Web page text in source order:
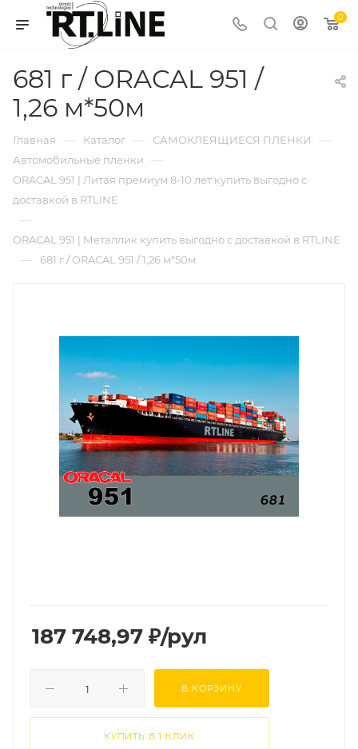
0
681 г / ORACAL 951 /
1,26 м*50м
Главная — Каталог — САМОКЛЕЯЩИЕСЯ ПЛЕНКИ —
Автомобильные пленки —
ORACAL 951 | Литая премиум 8-10 лет купить выгодно с
доставкой в RTLINE
—
ORACAL 951 | Металлик купить выгодно с доставкой в RTLINE
— 681 г / ORACAL 951 / 1,26 м*50м
187 748,97 ₽/рул
В КОРЗИНУ
КУПИТЬ В 1 КЛИК